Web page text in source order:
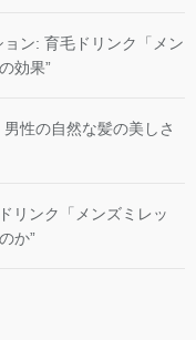
ン: 育毛ドリンク「メン
効果”
性の自然な髪の美しさ
リンク「メンズミレッ
か”